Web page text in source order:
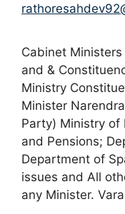
Cabinet
and &
Ministry
Minister
Party) Ministry of
and Pensions;
Department of
issues and All
any Minister.